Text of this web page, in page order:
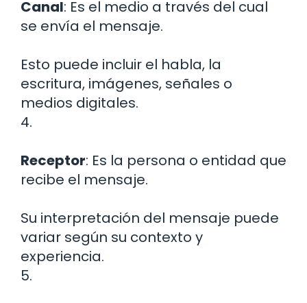
Canal: Es el medio a través del cual
se envía el mensaje.
Esto puede incluir el habla, la
escritura, imágenes, señales o
medios digitales.
4.
Receptor: Es la persona o entidad que
recibe el mensaje.
Su interpretación del mensaje puede
variar según su contexto y
experiencia.
5.